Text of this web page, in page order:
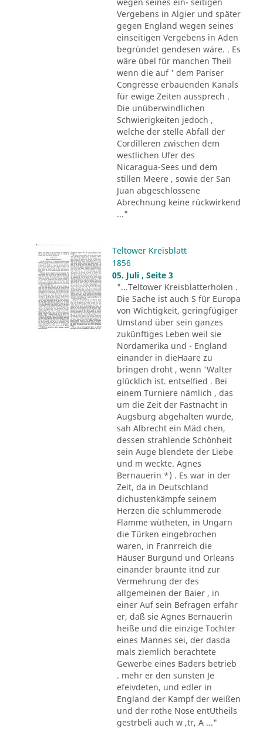
Vergebens in Algier und später
gegen England wegen seines
einseitigen Vergebens in Aden
begründet gendesen wäre. . Es
wäre übel für manchen Theil
wenn die auf ' dem Pariser
Congresse erbauenden Kanals
für ewige Zeiten aussprech .
Die unüberwindlichen
Schwierigkeiten jedoch ,
welche der stelle Abfall der
Cordilleren zwischen dem
westlichen Ufer des
Nicaragua-Sees und dem
stillen Meere , sowie der San
Juan abgeschlossene
Abrechnung keine rückwirkend
..."
Teltower Kreisblatt
1856
05. Juli , Seite 3
"...Teltower Kreisblatterholen .
Die Sache ist auch S für Europa
von Wichtigkeit, geringfügiger
Umstand über sein ganzes
zukünftiges Leben weil sie
Nordamerika und - England
einander in dieHaare zu
bringen droht , wenn 'Walter
glücklich ist. entselfied . Bei
einem Turniere nämlich , das
um die Zeit der Fastnacht in
Augsburg abgehalten wurde,
sah Albrecht ein Mäd chen,
dessen strahlende Schönheit
sein Auge blendete der Liebe
und m weckte. Agnes
Bernauerin *) . Es war in der
Zeit, da in Deutschland
dichustenkämpfe seinem
Herzen die schlummerode
Flamme wütheten, in Ungarn
die Türken eingebrochen
waren, in Franrreich die
Häuser Burgund und Orleans
einander braunte itnd zur
Vermehrung der des
allgemeinen der Baier , in
einer Auf sein Befragen erfahr
er, daß sie Agnes Bernauerin
heiße und die einzige Tochter
eines Mannes sei, der dasda
mals ziemlich berachtete
Gewerbe eines Baders betrieb
. mehr er den sunsten Je
efeivdeten, und edler in
England der Kampf der weißen
und der rothe Nose entUtheils
gestrbeli auch w ,tr, A ..."